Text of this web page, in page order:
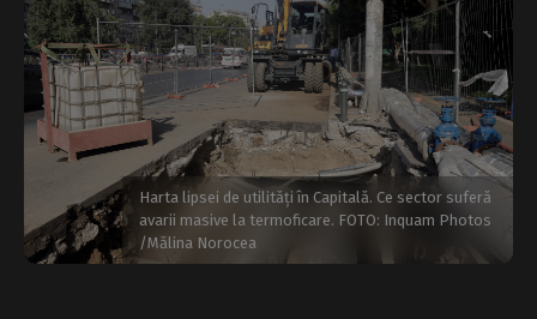
Harta lipsei de utilități în Capitală. Ce sector suferă
avarii masive la termoficare. FOTO: Inquam Photos
/Mălina Norocea